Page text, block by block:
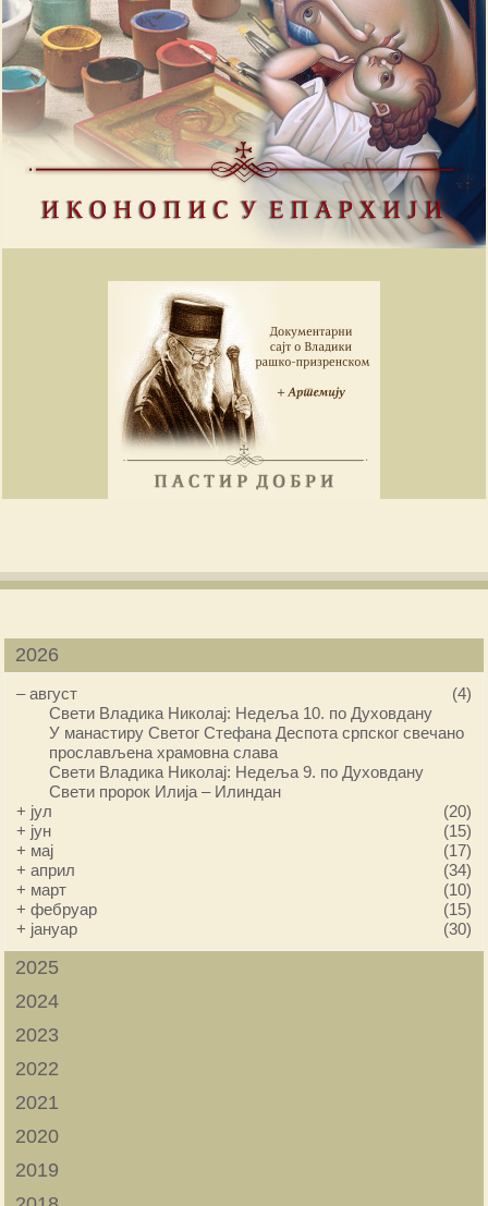
2026
–август
(4)
Свети Владика Николај: Недеља 10. по Духовдану
У манастиру Светог Стефана Деспота српског свечано
прослављена храмовна слава
Свети Владика Николај: Недеља 9. по Духовдану
Свети пророк Илија – Илиндан
+ јул
(20)
+ јун
(15)
+ мај
(17)
+април
(34)
+ март
(10)
+фебруар
(15)
+ јануар (30)
2025
2024
2023
2022
2021
2020
2019